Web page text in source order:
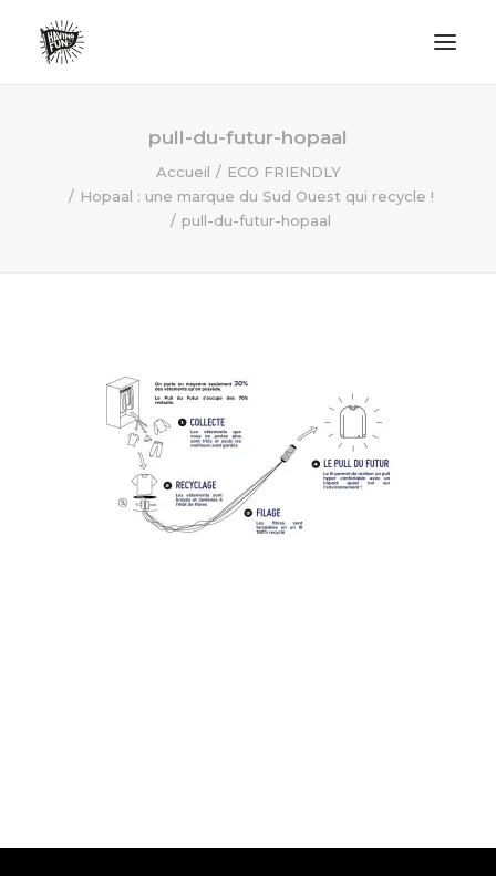
ECO FRIENDLY
RECHERCHE
pull-du-futur-hopaal
Accueil
ECO FRIENDLY
Hopaal : une marque du Sud Ouest qui recycle !
pull-du-futur-hopaal